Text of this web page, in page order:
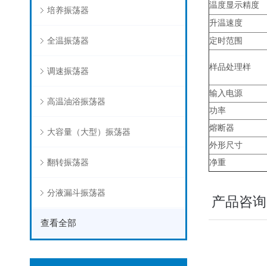
培养振荡器
全温振荡器
调速振荡器
高温油浴振荡器
大容量（大型）振荡器
翻转振荡器
分液漏斗振荡器
查看全部
温度显示精度
升温速度
定时范围
样品处理样
输入电源
功率
熔断器
外形尺寸
净重
产品咨询